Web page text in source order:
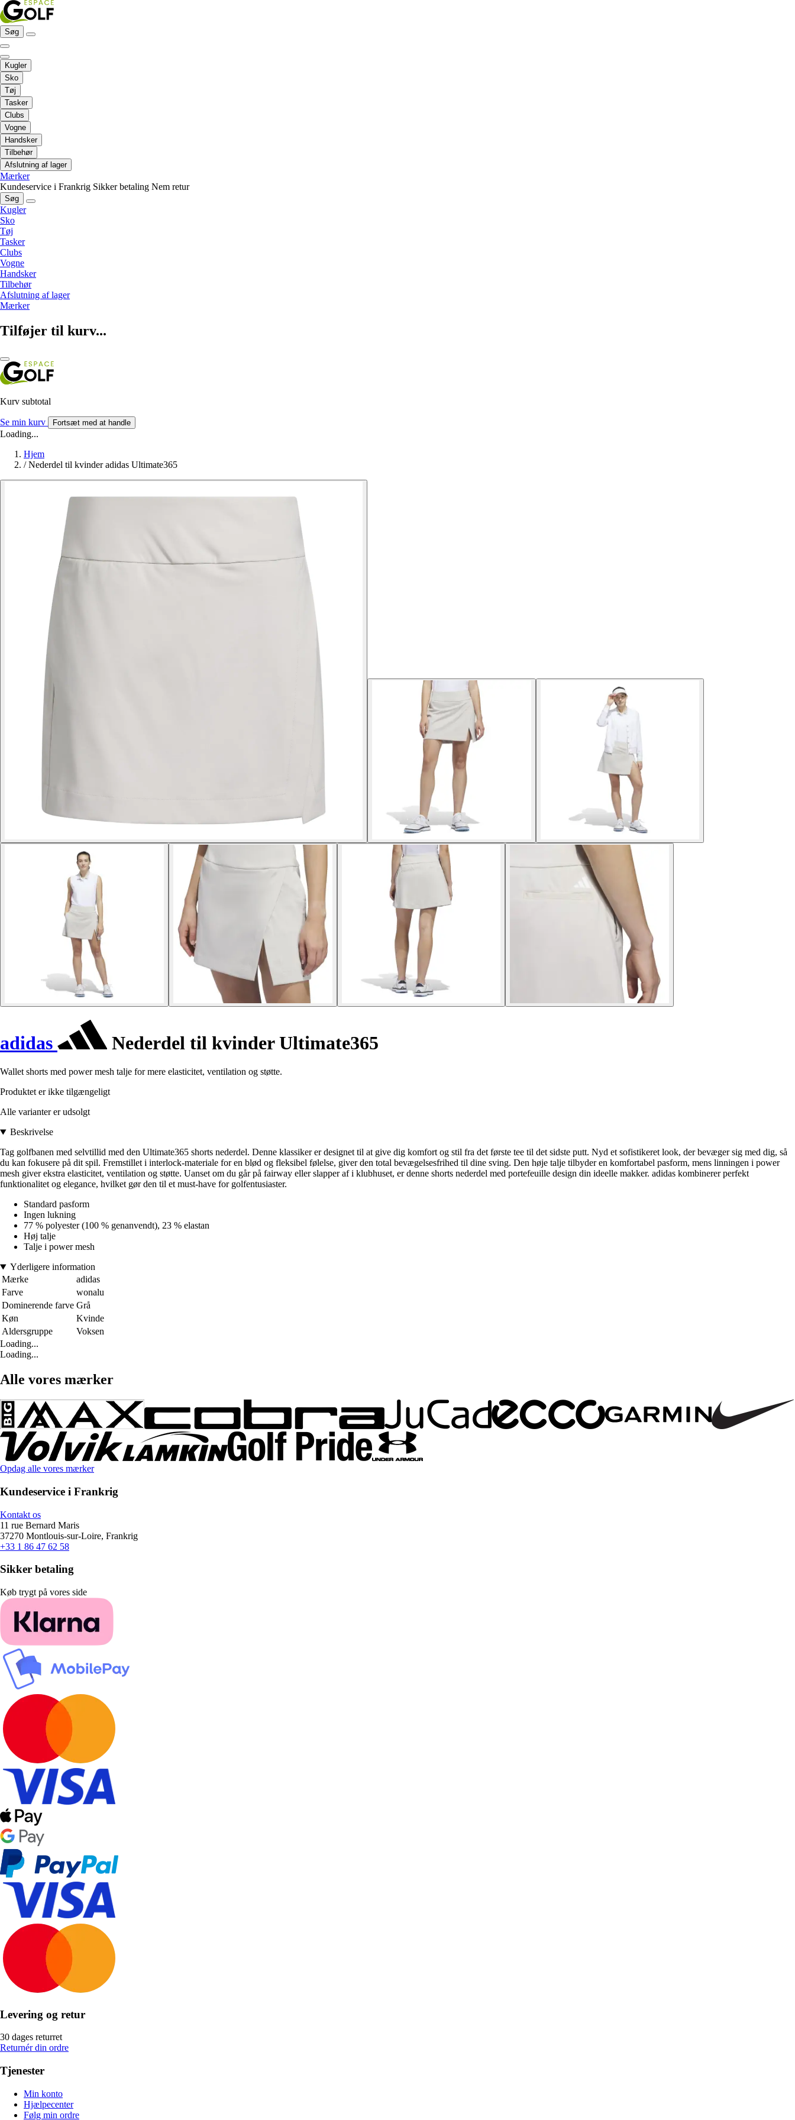
Søg
Kugler
Sko
Tøj
Tasker
Clubs
Vogne
Handsker
Tilbehør
Afslutning af lager
Mærker
Kundeservice i Frankrig Sikker betaling Nem retur
Søg
Kugler
Sko
Tøj
Tasker
Clubs
Vogne
Handsker
Tilbehør
Afslutning af lager
Mærker
Tilføjer til kurv...
Kurv subtotal
Se min kurv Fortsæt med at handle
Loading...
Hjem
/ Nederdel til kvinder adidas Ultimate365
adidas Nederdel til kvinder Ultimate365
Wallet shorts med power mesh talje for mere elasticitet, ventilation og støtte.
Produktet er ikke tilgængeligt
Alle varianter er udsolgt
Beskrivelse
Tag golfbanen med selvtillid med den Ultimate365 shorts nederdel. Denne klassiker er designet til at give dig komfort og stil fra det første tee til det sidste putt. Nyd et sofistikeret look, der bevæger sig med dig, så
du kan fokusere på dit spil. Fremstillet i interlock-materiale for en blød og fleksibel følelse, giver den total bevægelsesfrihed til dine sving. Den høje talje tilbyder en komfortabel pasform, mens linningen i power
mesh giver ekstra elasticitet, ventilation og støtte. Uanset om du går på fairway eller slapper af i klubhuset, er denne shorts nederdel med portefeuille design din ideelle makker. adidas kombinerer perfekt
funktionalitet og elegance, hvilket gør den til et must-have for golfentusiaster.
Standard pasform
Ingen lukning
77 % polyester (100 % genanvendt), 23 % elastan
Høj talje
Talje i power mesh
Yderligere information
Mærke
adidas
Farve
wonalu
Dominerende farve Grå
Køn
Kvinde
Aldersgruppe
Voksen
Loading...
Loading...
Alle vores mærker
Opdag alle vores mærker
Kundeservice i Frankrig
Kontakt os
11 rue Bernard Maris
37270 Montlouis-sur-Loire, Frankrig
+33 1 86 47 62 58
Sikker betaling
Køb trygt på vores side
Levering og retur
30 dages returret
Returnér din ordre
Tjenester
Min konto
Hjælpecenter
Følg min ordre